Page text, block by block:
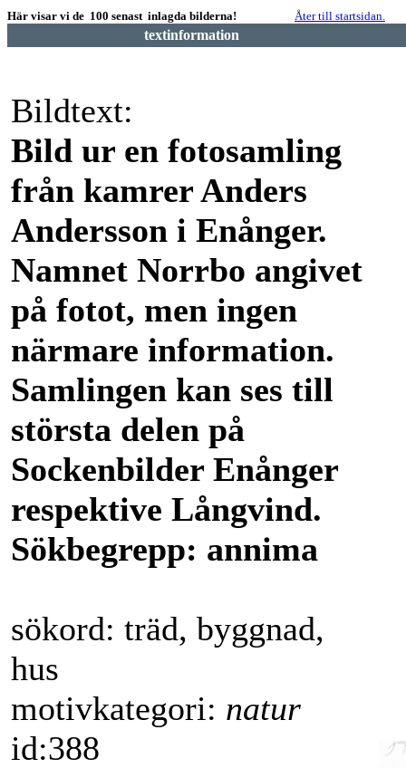
Här visar vi de 100 senast inlagda bilderna! Åter till startsidan.
textinformation
Bildtext:
Bild ur en fotosamling
från kamrer Anders
Andersson i Enånger.
Namnet Norrbo angivet
på fotot, men ingen
närmare information.
Samlingen kan ses till
största delen på
Sockenbilder Enånger
respektive Långvind.
Sökbegrepp: annima
sökord: träd, byggnad,
hus
motivkategori: natur
id:388